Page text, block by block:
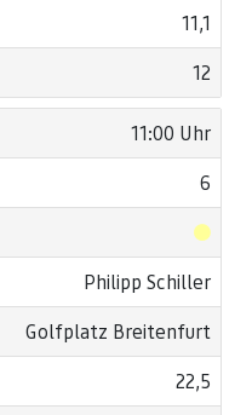
11,1
12
11:00 Uhr
6
Philipp Schiller
Golfplatz Breitenfurt
22,5